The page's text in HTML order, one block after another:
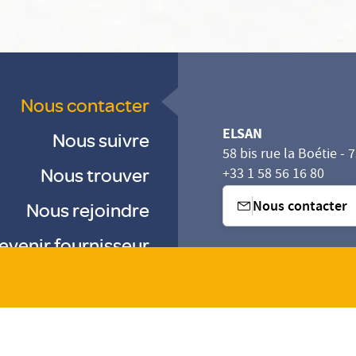
paramètres de confidentialité, en garantissant la
Nous contacter
Nous suivre
Nous trouver
Nous rejoindre
fournisseur
ELSAN
58 bis rue la Boétie -
+33 1 58 56 16 80
Nous contacter